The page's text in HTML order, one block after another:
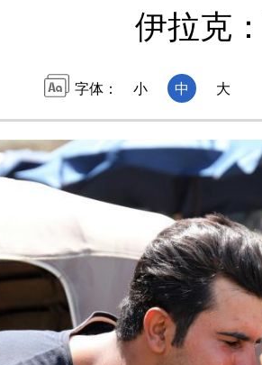
伊拉克
字体： 小 中 大